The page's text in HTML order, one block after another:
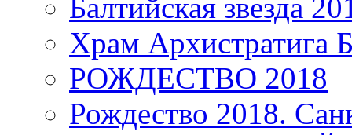
Балтийская звезда
Храм
РОЖДЕСТВО 2018
Рождество 2018.